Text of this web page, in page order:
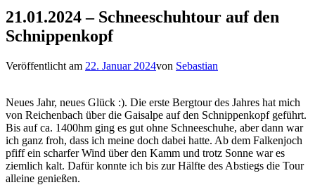
21.01.2024 – Schneeschuhtour auf den
Schnippenkopf
Veröffentlicht am 22. Januar 2024von Sebastian
Neues Jahr, neues Glück :). Die erste Bergtour des Jahres hat mich
von Reichenbach über die Gaisalpe auf den Schnippenkopf geführt.
Bis auf ca. 1400hm ging es gut ohne Schneeschuhe, aber dann war
ich ganz froh, dass ich meine doch dabei hatte. Ab dem Falkenjoch
pfiff ein scharfer Wind über den Kamm und trotz Sonne war es
ziemlich kalt. Dafür konnte ich bis zur Hälfte des Abstiegs die Tour
alleine genießen.